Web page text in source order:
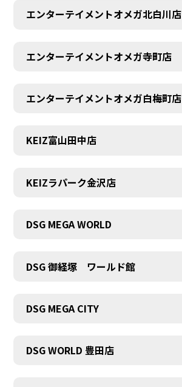
エンターテイメントオメガ北白川店
エンターテイメントオメガ寺町店
エンターテイメントオメガ白梅町店
KEIZ富山田中店
KEIZラパーク金沢店
DSG MEGA WORLD
DSG 御経塚 ワールド館
DSG MEGA CITY
DSG WORLD 豊田店